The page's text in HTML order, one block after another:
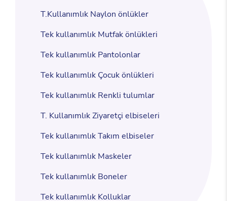
T.Kullanımlık Naylon önlükler
Tek kullanımlık Mutfak önlükleri
Tek kullanımlık Pantolonlar
Tek kullanımlık Çocuk önlükleri
Tek kullanımlık Renkli tulumlar
T. Kullanımlık Ziyaretçi elbiseleri
Tek kullanımlık Takım elbiseler
Tek kullanımlık Maskeler
Tek kullanımlık Boneler
Tek kullanımlık Kolluklar